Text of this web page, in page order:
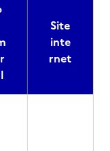
Site
inte
rnet